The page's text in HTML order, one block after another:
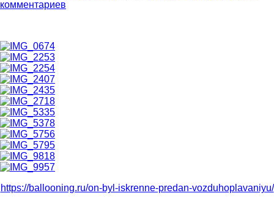
комментариев
https://ballooning.ru/on-byl-iskrenne-predan-vozduhoplavaniyu/